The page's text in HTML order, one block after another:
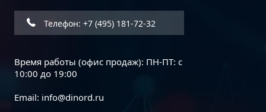
руководство
Телефон: +7 (495) 181-72-32
Время работы (офис продаж): ПН-ПТ: с
10:00 до 19:00
Email: info@dinord.ru